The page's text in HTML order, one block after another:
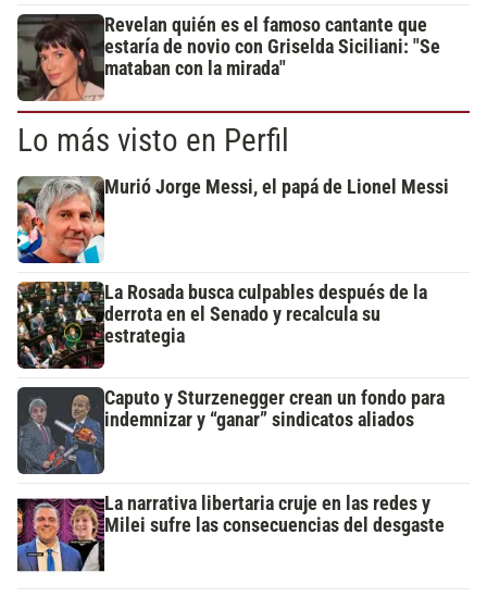
Revelan quién es el famoso cantante que
estaría de novio con Griselda Siciliani: "Se
mataban con la mirada"
Lo más visto en Perfil
Murió Jorge Messi, el papá de Lionel Messi
La Rosada busca culpables después de la
derrota en el Senado y recalcula su
estrategia
Caputo y Sturzenegger crean un fondo para
indemnizar y “ganar” sindicatos aliados
La narrativa libertaria cruje en las redes y
Milei sufre las consecuencias del desgaste